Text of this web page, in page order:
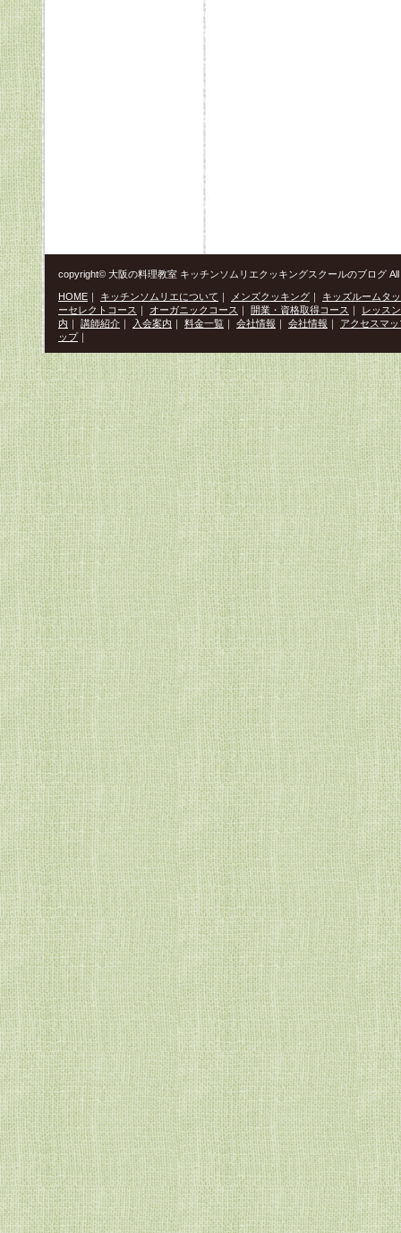
copyright© 大阪の料理教室 キッチンソムリエクッキングスクールのブログ
HOME ｜ キッチンソムリエについて ｜ メンズクッキング ｜
キッズルームタ
ーセレクトコース ｜ オーガニックコース ｜ 開業・資格取得コース ｜
レッス
内 ｜ 講師紹介 ｜ 入会案内 ｜ 料金一覧 ｜ 会社情報 ｜ 会社情報 ｜
アクセスマッ
ップ｜